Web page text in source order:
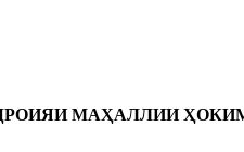
МАҲАЛЛИИ